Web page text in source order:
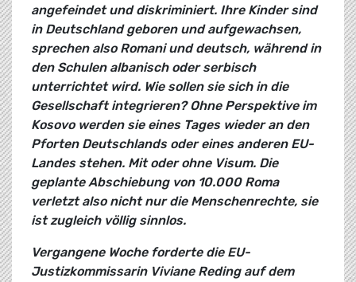
angefeindet und diskriminiert. Ihre Kinder sind
in Deutschland geboren und aufgewachsen,
sprechen also Romani und deutsch, während in
den Schulen albanisch oder serbisch
unterrichtet wird. Wie sollen sie sich in die
Gesellschaft integrieren? Ohne Perspektive im
Kosovo werden sie eines Tages wieder an den
Pforten Deutschlands oder eines anderen EU-
Landes stehen. Mit oder ohne Visum. Die
geplante Abschiebung von 10.000 Roma
verletzt also nicht nur die Menschenrechte, sie
ist zugleich völlig sinnlos.
Vergangene Woche forderte die EU-
Justizkommissarin Viviane Reding auf dem